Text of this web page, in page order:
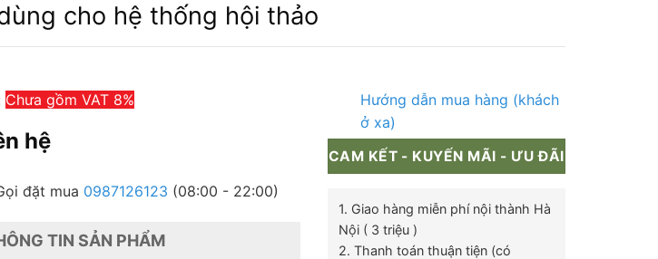
cho hệ thống hội thảo
Chưa gồm VAT 8%
hệ
đặt mua 0987126123 (08:00 - 22:00)
TIN SẢN PHẨM
Hướng dẫn mua hàng (khách
ở xa)
CAM KẾT - KUYẾN MÃI - ƯU ĐÃI
1. Giao hàng miễn phí nội thành Hà
Nội ( 3 triệu )
2. Thanh toán thuận tiện (có